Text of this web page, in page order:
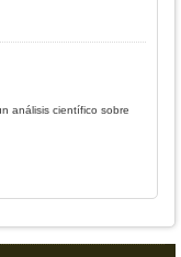
análisis científico sobre